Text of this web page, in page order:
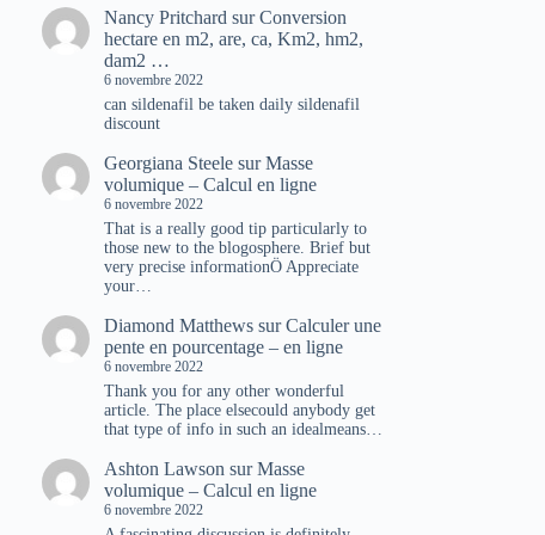
Nancy Pritchard surConversion
hectare en m2, are, ca, Km2, hm2,
dam2 …
6 novembre 2022
can sildenafil be taken daily sildenafil
discount
Georgiana Steele surMasse
volumique – Calcul en ligne
6 novembre 2022
That is a really good tip particularly to
those new to the blogosphere. Brief but
very precise informationÖ Appreciate
your…
Diamond Matthews surCalculer une
pente en pourcentage – en ligne
6 novembre 2022
Thank you for any other wonderful
article. The place elsecould anybody get
that type of info in such an idealmeans…
Ashton Lawson surMasse
volumique – Calcul en ligne
6 novembre 2022